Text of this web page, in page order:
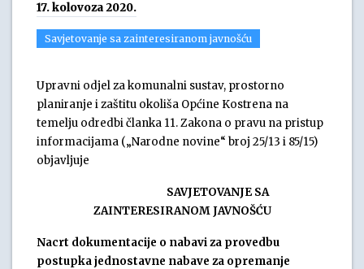
17. kolovoza 2020.
Savjetovanje sa zainteresiranom javnošću
Upravni odjel za komunalni sustav, prostorno
planiranje i zaštitu okoliša Općine Kostrena na
temelju odredbi članka 11. Zakona o pravu na pristup
informacijama („Narodne novine“ broj 25/13 i 85/15)
objavljuje
SAVJETOVANJE SA
ZAINTERESIRANOM JAVNOŠĆU
Nacrt dokumentacije o nabavi za provedbu
postupka jednostavne nabave za opremanje